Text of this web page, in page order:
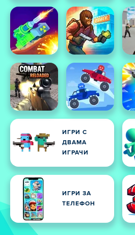
ИГРИ С
ДВАМА
ИГРАЧИ
ИГРИ ЗА
ТЕЛЕФОН